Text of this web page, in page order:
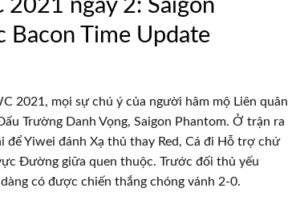
2021 ngày 2: Saigon
Bacon Time Update
2021, mọi sự chú ý của người hâm mộ Liên quân
Trường Danh Vọng, Saigon Phantom. Ở trận ra
Yiwei đánh Xạ thủ thay Red, Cá đi Hỗ trợ chứ
Đường giữa quen thuộc. Trước đối thủ yếu
có được chiến thắng chóng vánh 2-0.